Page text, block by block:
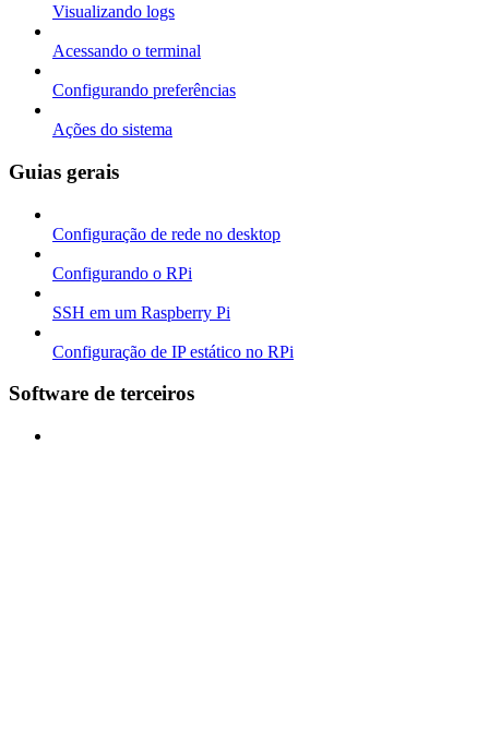
Visualizando logs
Acessando o terminal
Configurando preferências
Ações do sistema
Guias gerais
Configuração de rede no desktop
Configurando o RPi
SSH em um Raspberry Pi
Configuração de IP estático no RPi
Software de terceiros